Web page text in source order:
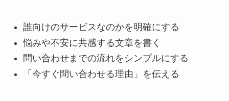
誰向けのサービスなのかを明確にする
悩みや不安に共感する文章を書く
問い合わせまでの流れをシンプルにする
「今すぐ問い合わせる理由」を伝える